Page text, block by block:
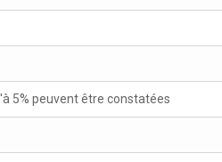
5% peuvent être constatées